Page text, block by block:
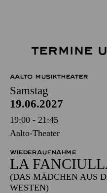
TERMINE
AALTO MUSIKTHEATER
Samstag
19.06.2027
19:00 - 21:45
Aalto-Theater
WIEDERAUFNAHME
LA
(DAS MÄDCHEN AUS
WESTEN)